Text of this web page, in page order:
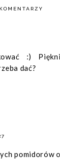
:)
dać?
pomidorów